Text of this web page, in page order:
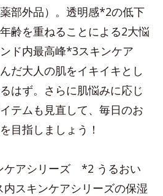
部外品）。透明感*2の低下
齢を重ねることによる2大悩
ド内最高峰*3スキンケア
だ大人の肌をイキイキとし
はず。さらに肌悩みに応じ
テムも見直して、毎日のお
目指しましょう！
ケアシリーズ *2 うるおい
スキンケアシリーズの保湿